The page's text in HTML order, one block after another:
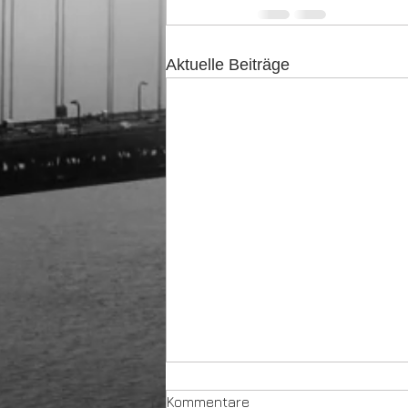
Aktuelle Beiträge
Kunden klagen nach
Kommentare